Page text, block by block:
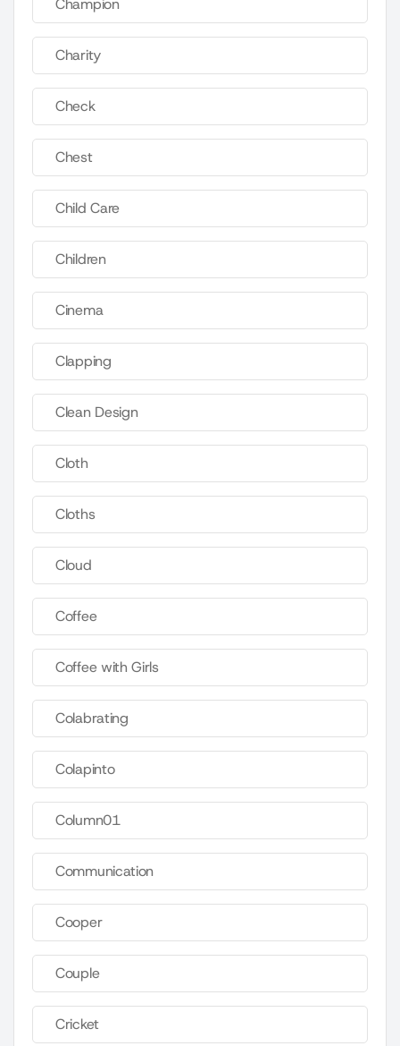
Champion
Charity
Check
Chest
Child Care
Children
Cinema
Clapping
Clean Design
Cloth
Cloths
Cloud
Coffee
Coffee with Girls
Colabrating
Colapinto
Column01
Communication
Cooper
Couple
Cricket